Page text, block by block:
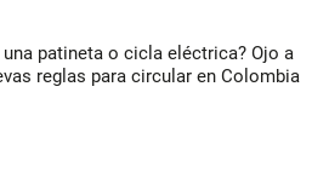
una patineta o cicla eléctrica? Ojo a
reglas para circular en Colombia